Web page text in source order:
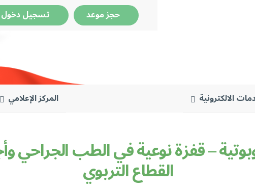
حجز موعد تسجيل دخول
الالكترونية المركز الإعلامي
– قفزة نوعية في الطب الجراحي
القطاع التربوي